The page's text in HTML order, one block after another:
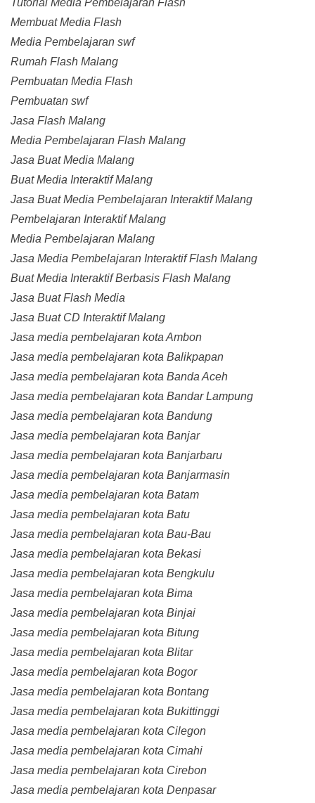
Tutorial Media Pembelajaran Flash
Membuat Media Flash
Media Pembelajaran swf
Rumah Flash Malang
Pembuatan Media Flash
Pembuatan swf
Jasa Flash Malang
Media Pembelajaran Flash Malang
Jasa Buat Media Malang
Buat Media Interaktif Malang
Jasa Buat Media Pembelajaran Interaktif Malang
Pembelajaran Interaktif Malang
Media Pembelajaran Malang
Jasa Media Pembelajaran Interaktif Flash Malang
Buat Media Interaktif Berbasis Flash Malang
Jasa Buat Flash Media
Jasa Buat CD Interaktif Malang
Jasa media pembelajaran kota Ambon
Jasa media pembelajaran kota Balikpapan
Jasa media pembelajaran kota Banda Aceh
Jasa media pembelajaran kota Bandar Lampung
Jasa media pembelajaran kota Bandung
Jasa media pembelajaran kota Banjar
Jasa media pembelajaran kota Banjarbaru
Jasa media pembelajaran kota Banjarmasin
Jasa media pembelajaran kota Batam
Jasa media pembelajaran kota Batu
Jasa media pembelajaran kota Bau-Bau
Jasa media pembelajaran kota Bekasi
Jasa media pembelajaran kota Bengkulu
Jasa media pembelajaran kota Bima
Jasa media pembelajaran kota Binjai
Jasa media pembelajaran kota Bitung
Jasa media pembelajaran kota Blitar
Jasa media pembelajaran kota Bogor
Jasa media pembelajaran kota Bontang
Jasa media pembelajaran kota Bukittinggi
Jasa media pembelajaran kota Cilegon
Jasa media pembelajaran kota Cimahi
Jasa media pembelajaran kota Cirebon
Jasa media pembelajaran kota Denpasar